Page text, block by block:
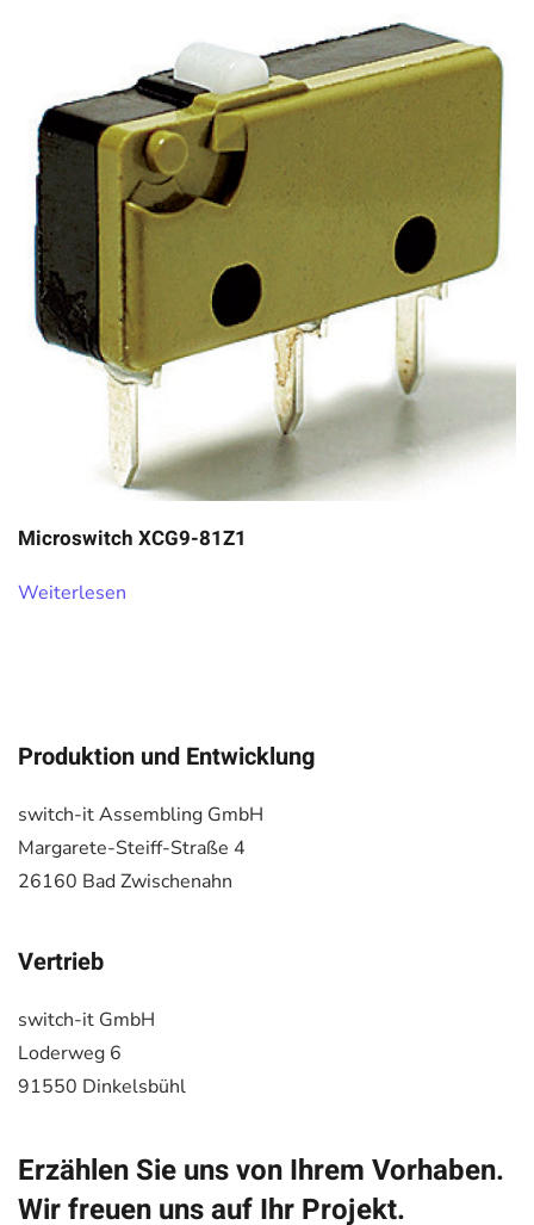
Microswitch XCG9-81Z1
Weiterlesen
Produktion und Entwicklung
switch-it Assembling GmbH
Margarete-Steiff-Straße 4
26160 Bad Zwischenahn
Vertrieb
switch-it GmbH
Loderweg 6
91550 Dinkelsbühl
Erzählen Sie uns von Ihrem Vorhaben.
Wir freuen uns auf Ihr Projekt.